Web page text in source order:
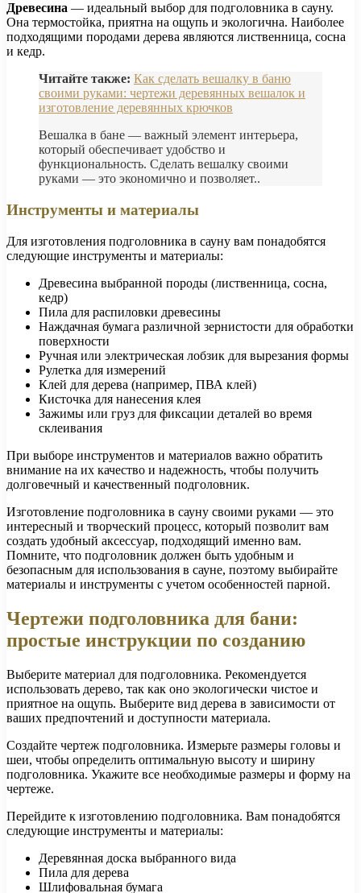
Древесина — идеальный выбор для подголовника в сауну.
Она термостойка, приятна на ощупь и экологична. Наиболее
подходящими породами дерева являются лиственница, сосна
и кедр.
Читайте также: Как сделать вешалку в баню
своими руками: чертежи деревянных вешалок и
изготовление деревянных крючков
Вешалка в бане — важный элемент интерьера,
который обеспечивает удобство и
функциональность. Сделать вешалку своими
руками — это экономично и позволяет..
Инструменты и материалы
Для изготовления подголовника в сауну вам понадобятся
следующие инструменты и материалы:
Древесина выбранной породы (лиственница, сосна,
кедр)
Пила для распиловки древесины
Наждачная бумага различной зернистости для обработки
поверхности
Ручная или электрическая лобзик для вырезания формы
Рулетка для измерений
Клей для дерева (например, ПВА клей)
Кисточка для нанесения клея
Зажимы или груз для фиксации деталей во время
склеивания
При выборе инструментов и материалов важно обратить
внимание на их качество и надежность, чтобы получить
долговечный и качественный подголовник.
Изготовление подголовника в сауну своими руками — это
интересный и творческий процесс, который позволит вам
создать удобный аксессуар, подходящий именно вам.
Помните, что подголовник должен быть удобным и
безопасным для использования в сауне, поэтому выбирайте
материалы и инструменты с учетом особенностей парной.
Чертежи подголовника для бани:
простые инструкции по созданию
Выберите материал для подголовника. Рекомендуется
использовать дерево, так как оно экологически чистое и
приятное на ощупь. Выберите вид дерева в зависимости от
ваших предпочтений и доступности материала.
Создайте чертеж подголовника. Измерьте размеры головы и
шеи, чтобы определить оптимальную высоту и ширину
подголовника. Укажите все необходимые размеры и форму на
чертеже.
Перейдите к изготовлению подголовника. Вам понадобятся
следующие инструменты и материалы:
Деревянная доска выбранного вида
Пила для дерева
Шлифовальная бумага